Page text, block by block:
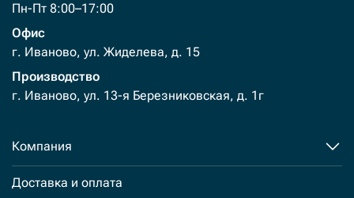
Пн-Пт 8:00–17:00
Офис
г. Иваново, ул. Жиделева, д. 15
Производство
г. Иваново, ул. 13-я Березниковская, д. 1г
Компания
Доставка и оплата